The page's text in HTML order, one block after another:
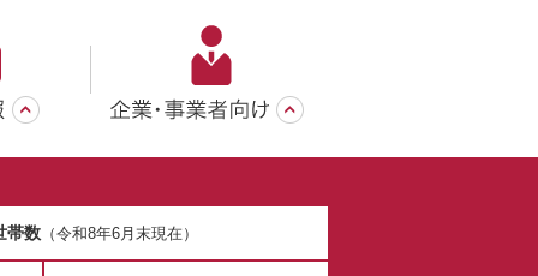
帯数（令和8年6月末現在）